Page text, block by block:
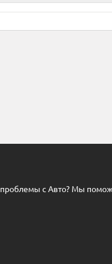
проблемы с Авто? Мы